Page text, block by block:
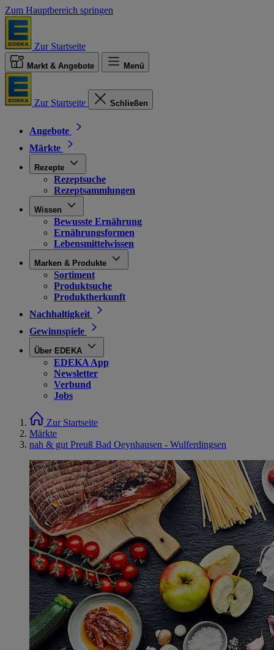
Zum Hauptbereich springen
Zur Startseite
Markt & Angebote Menü
Zur Startseite Schließen
Angebote
Märkte
Rezepte
Rezeptsuche
Rezeptsammlungen
Wissen
Bewusste Ernährung
Ernährungsformen
Lebensmittelwissen
Marken & Produkte
Sortiment
Produktsuche
Produktherkunft
Nachhaltigkeit
Gewinnspiele
Über EDEKA
EDEKA App
Newsletter
Verbund
Jobs
Zur Startseite
Märkte
nah & gut Preuß Bad Oeynhausen - Wulferdingsen